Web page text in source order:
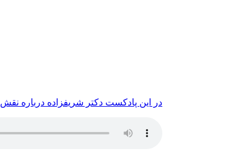
در این پادکست دکتر شریفزاده درباره نقش prp در آسیب های مفصلی و فواید درمان prp توضیحاتی می‌دهند.